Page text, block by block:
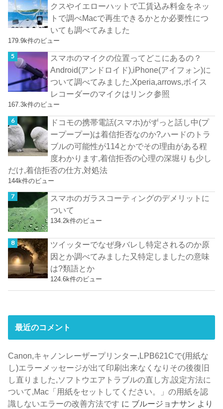
クスやイエローハットで工賃込み料金をネッ
トで調べMacで再生できるかとか必要性につ
いても調べてみました
179.9k件のビュー
スマホのマイクの位置ってどこにあるの？
Android(アンドロイド),iPhone(アイフォン)に
ついて調べてみました,Xperia,arrows,ボイス
レコーダーのマイクはリンク参照
167.3k件のビュー
ドコモの携帯電話(スマホ)がずっと話し中(プ
ープープー)は着信拒否なのか?,ハードのトラ
ブルの可能性が114とかでその理由がある程
度わかります,着信拒否の心理の深堀りも少し
だけ,着信拒否の仕方,対処法
144k件のビュー
スマホのガラスコーティングのデメリットに
ついて
134.2k件のビュー
ツイッターでなぜ身バレし特定されるのか原
因とか調べてみました又特定しましたの意味
は?類語とか
124.6k件のビュー
最近のコメント
Canon,キャノンレーザープリンター,LPB621Cで(用紙な
し)エラーメッセージが出て印刷出来なくなりその後復旧
し直りました,ソフトウエアトラブルの直し方,設定方法に
ついて,Mac「用紙をセットしてください。」の用紙を認
識しないエラーの改善方法です に ブルージョナサン より